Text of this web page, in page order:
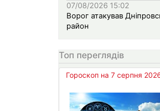
07/08/2026 15:02
Ворог атакував
район
Топ переглядів
Гороскоп на 7 серпня